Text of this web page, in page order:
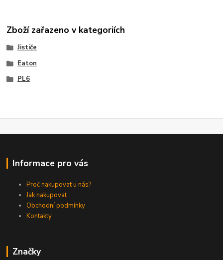
Zboží zařazeno v kategoriích
Jističe
Eaton
PL6
Informace pro vás
Proč nakupovat u nás?
Jak nakupovat
Obchodní podmínky
Kontakty
Značky